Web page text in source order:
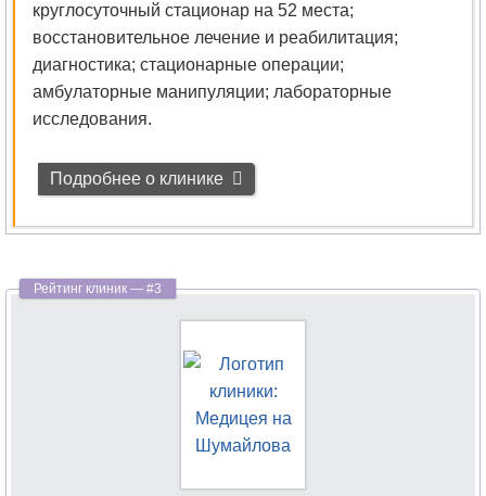
Нейропсихология
Нейрофизиология
Нейрохирургия
Неонатология
круглосуточный стационар на 52 места;
восстановительное лечение и реабилитация;
диагностика; стационарные операции;
амбулаторные манипуляции; лабораторные
исследования.
Подробнее о клинике